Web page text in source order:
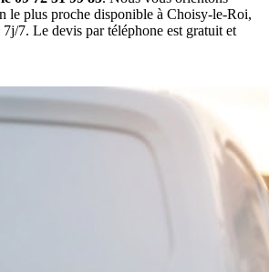
le plus proche disponible à Choisy-le-Roi,
7. Le devis par téléphone est gratuit et